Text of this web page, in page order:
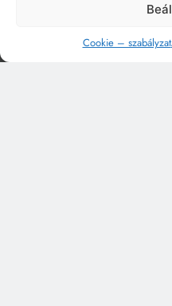
Cookie – szabályzat